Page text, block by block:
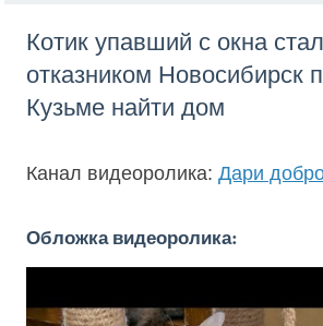
Котик упавший с окна
отказником Новосибирск
Кузьме найти дом
Канал видеоролика:Дари
Обложка видеоролика: